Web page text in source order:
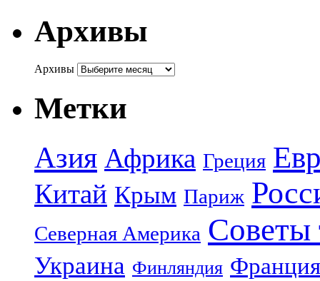
Архивы
Архивы
Метки
Азия Африка Греция
Китай Крым Париж
Северная Америка Советы
Украина Финляндия Франция